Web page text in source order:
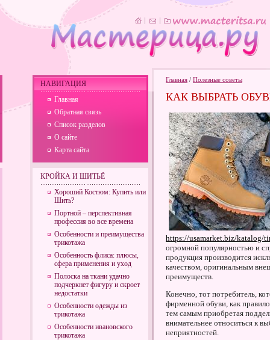
Главная / Полезные советы
КАК ВЫБРАТЬ
https://usamarket.biz/katalog/
огромной популярностью и
продукция производится
качеством, оригинальным
преимуществ.
Конечно, тот потребитель,
фирменной обуви, как
тем самым приобретая
внимательнее относиться к
неприятностей.
НАВИГАЦИЯ
Главная
Обратная связь
Список разделов
О сайте
Карта сайта
КРОЙКА И ШИТЬЁ
Хороший Костюм: Купить или
Шить?
Портной – перспективная
профессия во все времена
Особенности и преимущества
трикотажа
Особенность флиса: плюсы,
сфера применения и уход
Полоска на ткани удачно
подчеркнет фигуру и скроет
недостатки
Особенности одежды из
трикотажа
Особенности ивановского
трикотажа